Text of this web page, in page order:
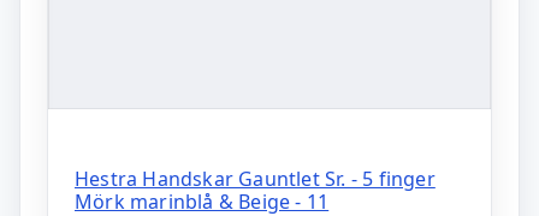
Hestra Handskar Gauntlet Sr. - 5 finger
Mörk marinblå & Beige - 11